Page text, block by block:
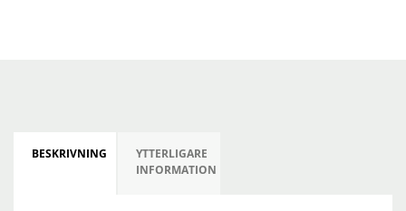
BESKRIVNING
YTTERLIGARE
INFORMATION